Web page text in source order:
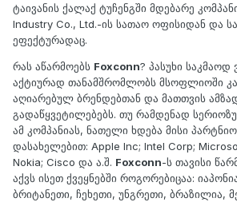
ტაივანის ქალაქ ტუჩენგში მდებარე
Industry Co., Ltd.-ის სათაო ოფისიდან და
ეფექტურადაც.
რას აწარმოებს Foxconn? პასუხი საკმაოდ
აქტიურად თანამშრომლობს მსოფლიოში
აღიარებულ ბრენდებთან და მათთვის
გადაწყვეტილებებს. თუ რამდენად
ამ კომპანიას, ნათელი ხდება მისი
დასახელებით: Apple Inc; Intel Corp;
Nokia; Cisco და ა.შ. Foxconn-ს თავისი
აქვს ისეთ ქვეყნებში როგორებიცაა:
ბრიტანეთი, ჩეხეთი, უნგრეთი, ბრაზილია,